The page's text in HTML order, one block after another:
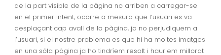
de la part visible de la pàgina no arriben a carregar-se
en el primer intent, ocorre a mesura que l’usuari es va
desplaçant cap avall de la pàgina, ja no perjudiquem a
l’usuari, si el nostre problema es que hi ha moltes imatges
en una sóla pàgina ja ho tindríem resolt i hauriem millorat